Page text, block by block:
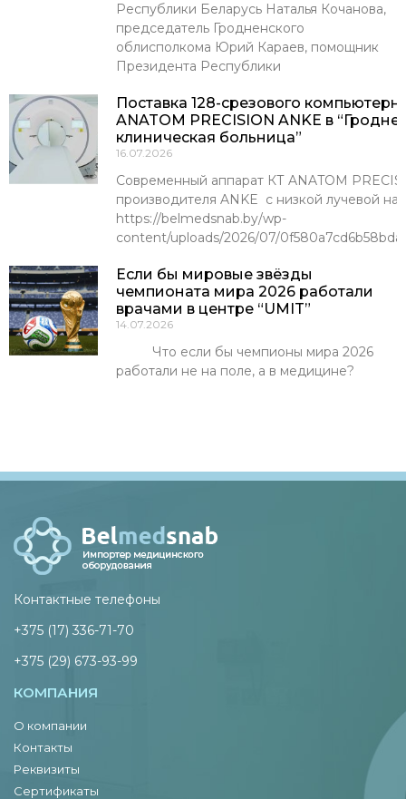
Республики Беларусь Наталья Кочанова,
председатель Гродненского
облисполкома Юрий Караев, помощник
Президента Республики
Поставка 128-срезового
ANATOM PRECISION ANKE в
клиническая больница”
16.07.2026
Современный аппарат КТ ANATOM
производителя ANKE с низкой лучевой
https://belmedsnab.by/wp-
content/uploads/2026/07/
Если бы мировые звёзды
чемпионата мира 2026 работали
врачами в центре “UMIT”
14.07.2026
Что если бы чемпионы мира 2026
работали не на поле, а в медицине?
Контактные телефоны
+375 (17) 336-71-70
+375 (29) 673-93-99
КОМПАНИЯ
О компании
Контакты
Реквизиты
Сертификаты